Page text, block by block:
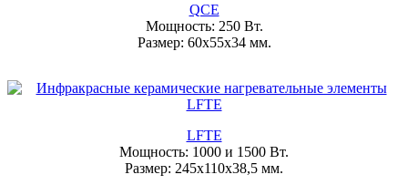
QCE
Мощность: 250 Вт.
Размер: 60x55х34 мм.
LFTE
Мощность: 1000 и 1500 Вт.
Размер: 245x110x38,5 мм.